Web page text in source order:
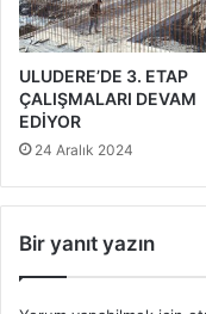
ULUDERE’DE 3. ETAP
ÇALIŞMALARI DEVAM
EDİYOR
24 Aralık 2024
Bir yanıt yazın